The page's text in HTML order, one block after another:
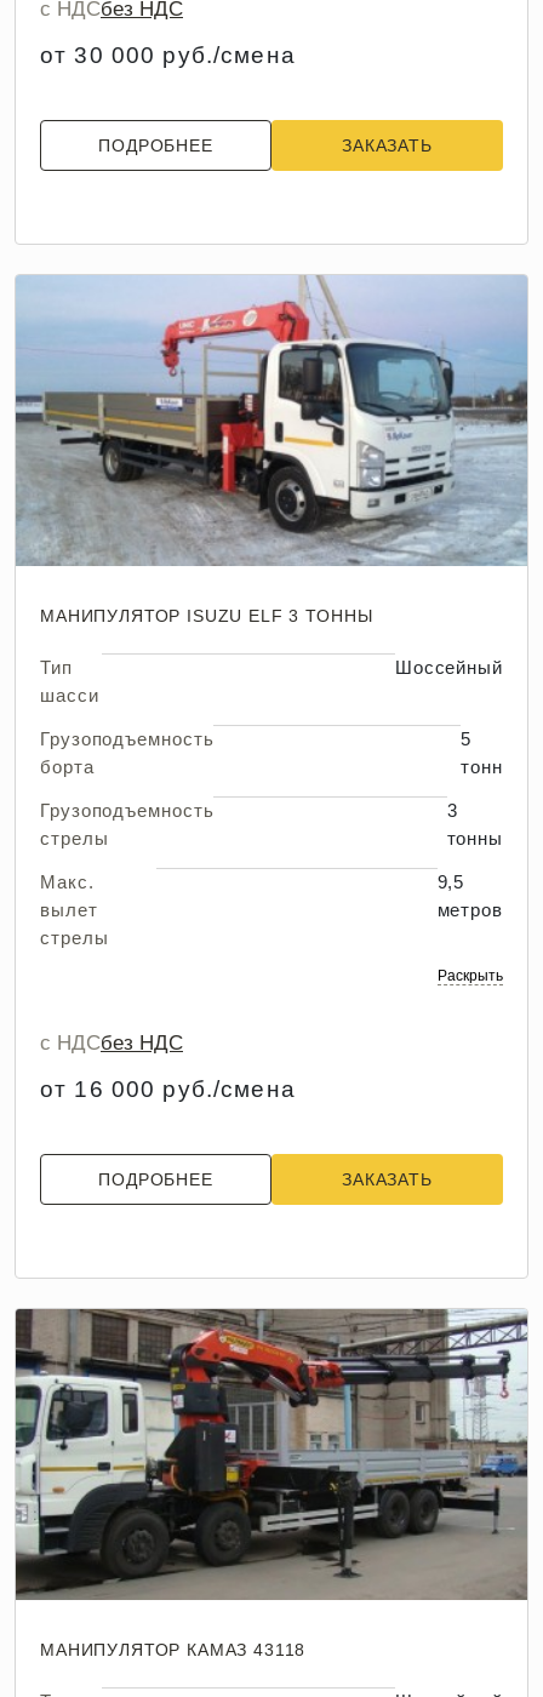
с НДСбез НДС
от 30 000 руб./смена
ПОДРОБНЕЕ ЗАКАЗАТЬ
МАНИПУЛЯТОР ISUZU ELF 3 ТОННЫ
Тип
шасси
Шоссейный
Грузоподъемность
борта
5
тонн
Грузоподъемность
стрелы
3
тонны
Макс.
вылет
стрелы
9,5
метров
Раскрыть
с НДСбез НДС
от 16 000 руб./смена
ПОДРОБНЕЕ ЗАКАЗАТЬ
МАНИПУЛЯТОР КАМАЗ 43118